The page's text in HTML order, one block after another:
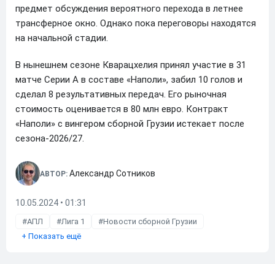
предмет обсуждения вероятного перехода в летнее
трансферное окно. Однако пока переговоры находятся
на начальной стадии.
В нынешнем сезоне Кварацхелия принял участие в 31
матче Серии А в составе «Наполи», забил 10 голов и
сделал 8 результативных передач. Его рыночная
стоимость оценивается в 80 млн евро. Контракт
«Наполи» с вингером сборной Грузии истекает после
сезона-2026/27.
АВТОР: Александр Сотников
10.05.2024 • 01:31
АПЛ Лига 1
Новости сборной Грузии
+ Показать ещё